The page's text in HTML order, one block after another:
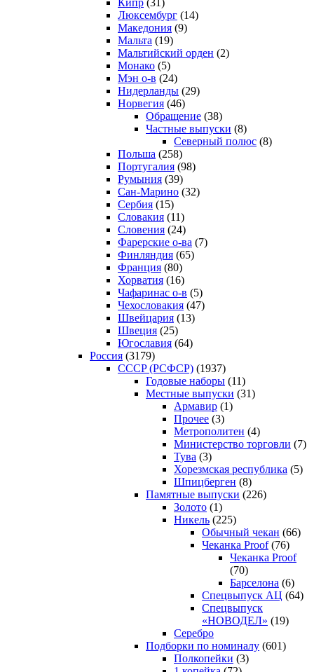
Люксембург (14)
Македония (9)
Мальта (19)
Мальтийский орден (2)
Монако (5)
Мэн о-в (24)
Нидерланды (29)
Норвегия (46)
Обращение (38)
Частные выпуски (8)
Северный полюс (8)
Польша (258)
Португалия (98)
Румыния (39)
Сан-Марино (32)
Сербия (15)
Словакия (11)
Словения (24)
Фарерские о-ва (7)
Финляндия (65)
Франция (80)
Хорватия (16)
Чафаринас о-в (5)
Чехословакия (47)
Швейцария (13)
Швеция (25)
Югославия (64)
Россия (3179)
CCCP (РСФСР) (1937)
Годовые наборы (11)
Местные выпуски (31)
Армавир (1)
Прочее (3)
Метрополитен (4)
Министерство торговли (7)
Тува (3)
Хорезмская республика (5)
Шпицберген (8)
Памятные выпуски (226)
Золото (1)
Никель (225)
Обычный чекан (66)
Чеканка Proof(76)
Чеканка Proof
(70)
Барселона (6)
Спецвыпуск АЦ (64)
Спецвыпуск
«НОВОДЕЛ» (19)
Серебро
Подборки по номиналу (601)
Полкопейки (3)